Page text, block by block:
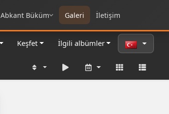
Abkant Büküm Galeri İletişim
Keşfet İlgili albümler